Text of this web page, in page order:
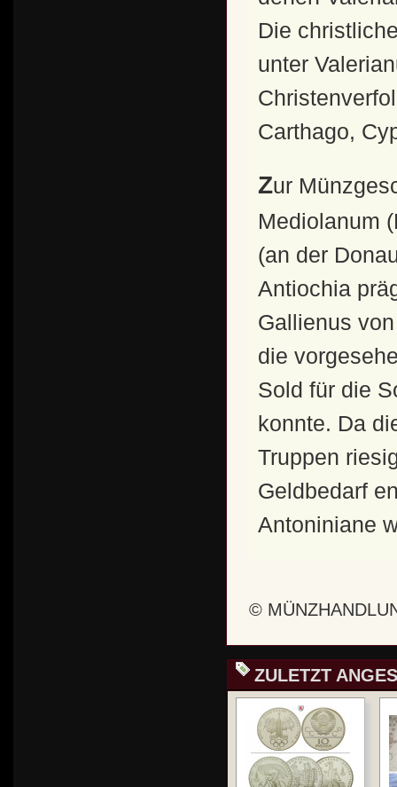
Die
unter
Carthago,
Zur Münzgeschichte: Valerianus ließ in Rom,
Mediolanum
(an der
Antiochia
Gallienus
die
Sold für die
konnte. Da
Truppen
Geldbedarf
Antoniniane
©
ZULETZT